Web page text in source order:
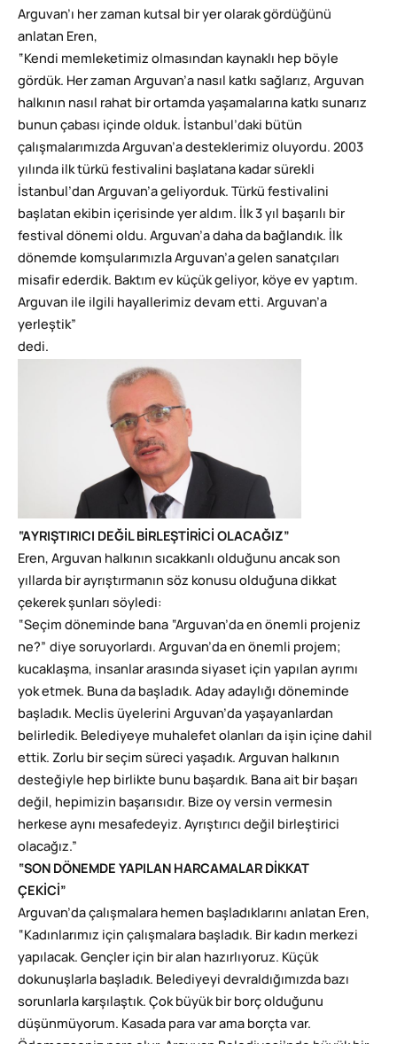
Arguvan’ı her zaman kutsal bir yer olarak gördüğünü
anlatan Eren,
“Kendi memleketimiz olmasından kaynaklı hep böyle
gördük. Her zaman Arguvan’a nasıl katkı sağlarız, Arguvan
halkının nasıl rahat bir ortamda yaşamalarına katkı sunarız
bunun çabası içinde olduk. İstanbul’daki bütün
çalışmalarımızda Arguvan’a desteklerimiz oluyordu. 2003
yılında ilk türkü festivalini başlatana kadar sürekli
İstanbul’dan Arguvan’a geliyorduk. Türkü festivalini
başlatan ekibin içerisinde yer aldım. İlk 3 yıl başarılı bir
festival dönemi oldu. Arguvan’a daha da bağlandık. İlk
dönemde komşularımızla Arguvan’a gelen sanatçıları
misafir ederdik. Baktım ev küçük geliyor, köye ev yaptım.
Arguvan ile ilgili hayallerimiz devam etti. Arguvan’a
yerleştik”
dedi.
“AYRIŞTIRICI DEĞİL BİRLEŞTİRİCİ OLACAĞIZ”
Eren, Arguvan halkının sıcakkanlı olduğunu ancak son
yıllarda bir ayrıştırmanın söz konusu olduğuna dikkat
çekerek şunları söyledi:
“Seçim döneminde bana “Arguvan’da en önemli projeniz
ne?” diye soruyorlardı. Arguvan’da en önemli projem;
kucaklaşma, insanlar arasında siyaset için yapılan ayrımı
yok etmek. Buna da başladık. Aday adaylığı döneminde
başladık. Meclis üyelerini Arguvan’da yaşayanlardan
belirledik. Belediyeye muhalefet olanları da işin içine dahil
ettik. Zorlu bir seçim süreci yaşadık. Arguvan halkının
desteğiyle hep birlikte bunu başardık. Bana ait bir başarı
değil, hepimizin başarısıdır. Bize oy versin vermesin
herkese aynı mesafedeyiz. Ayrıştırıcı değil birleştirici
olacağız.”
“SON DÖNEMDE YAPILAN HARCAMALAR DİKKAT
ÇEKİCİ”
Arguvan’da çalışmalara hemen başladıklarını anlatan Eren,
“Kadınlarımız için çalışmalara başladık. Bir kadın merkezi
yapılacak. Gençler için bir alan hazırlıyoruz. Küçük
dokunuşlarla başladık. Belediyeyi devraldığımızda bazı
sorunlarla karşılaştık. Çok büyük bir borç olduğunu
düşünmüyorum. Kasada para var ama borçta var.